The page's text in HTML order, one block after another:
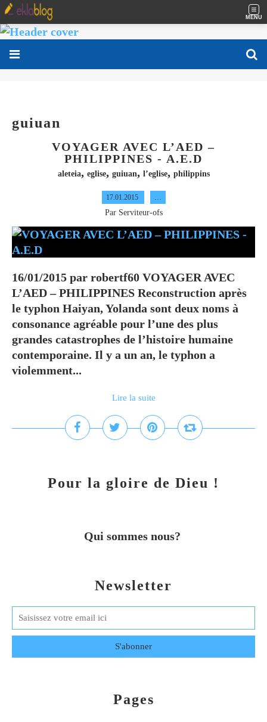
MENU
guiuan
VOYAGER AVEC L’AED –
PHILIPPINES - A.E.D
aleteia, eglise, guiuan, l’eglise, philippins
17.01.2015 …
Par Serviteur-ofs
16/01/2015 par robertf60 VOYAGER AVEC
L’AED – PHILIPPINES Reconstruction après
le typhon Haiyan, Yolanda sont deux noms à
consonance agréable pour l’une des plus
grandes catastrophes de l’histoire humaine
contemporaine. Il y a un an, le typhon a
violemment...
Lire la suite
Newsletter
Pages
Pour la gloire de Dieu !
Qui sommes nous?